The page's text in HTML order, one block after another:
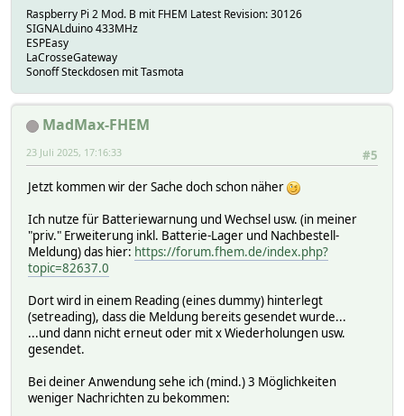
# Steckdose_1C 1
# Steckdose_1C_off 1
# Steckdose_1C_on 1
# Steckdose_2B 1
# Steckdose_2a_on 1
# Subwoofer_on_off 1
# T.Kuehlschrank 1
# TH.Arbeitszimmer_TH10_SW 1
# TH.Schlafzimmer 1
# TH.Wohnzimmer 1
# TH.Wohnzimmer.Lueften 1
# TVLicht 1
# Taupunkt 1
# Temp_SonoffUsageAnDummy 1
# Temp_Sonoff_TH10 1
# VCCU 1
# WEB 1
# WEB_192.168.xxx.xxx_50282 1
# WEB_192.168.xxx.xxx_54934 1
# WEB_192.168.xxx.xxx_55074 1
Raspberry Pi 2 Mod. B mit FHEM Latest Revision: 30126
SIGNALduino 433MHz
ESPEasy
LaCrosseGateway
Sonoff Steckdosen mit Tasmota
MadMax-FHEM
#5
23 Juli 2025, 17:16:33
Jetzt kommen wir der Sache doch schon näher
Ich nutze für Batteriewarnung und Wechsel usw. (in meiner
"priv." Erweiterung inkl. Batterie-Lager und Nachbestell-
Meldung) das hier: https://forum.fhem.de/index.php?
topic=82637.0
Dort wird in einem Reading (eines dummy) hinterlegt
(setreading), dass die Meldung bereits gesendet wurde...
...und dann nicht erneut oder mit x Wiederholungen usw.
gesendet.
Bei deiner Anwendung sehe ich (mind.) 3 Möglichkeiten
weniger Nachrichten zu bekommen: